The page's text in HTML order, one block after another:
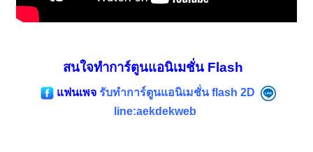
สนใจทำการ์ตูนแอนิเมชั่น Flash
แฟนเพจ รับทําการ์ตูนแอนิเมชั่น flash 2D
line:aekdekweb